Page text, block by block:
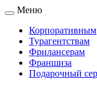
Toggle
navigation
Меню
Корпоративным
Турагентствам
Фрилансерам
Франшиза
Подарочный